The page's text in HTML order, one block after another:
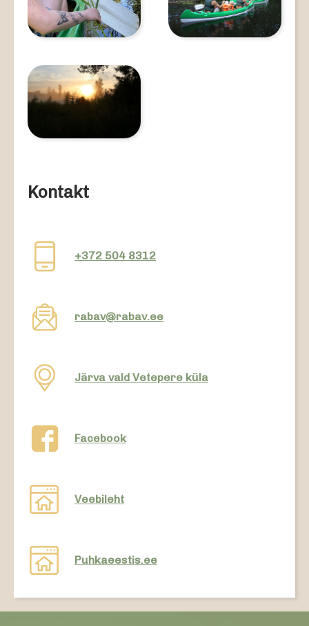
Kontakt
+372 504 8312
rabav@rabav.ee
Järva vald Vetepere küla
Facebook
Veebileht
Puhkaeestis.ee